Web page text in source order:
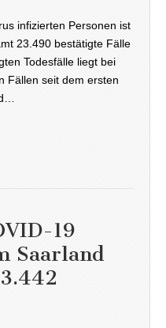
infizierten Personen ist
23.490 bestätigte Fälle
Todesfälle liegt bei
Fällen seit dem ersten
19
Saarland